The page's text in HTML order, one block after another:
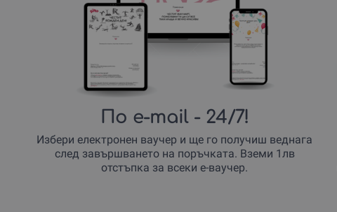
По e-mail- 24/7!
Избери електронен ваучер и ще го получиш веднага
след завършването на поръчката. Вземи 1лв
отстъпка за всеки е-ваучер.